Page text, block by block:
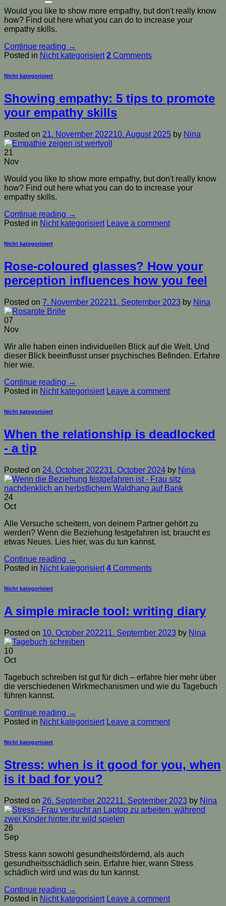
Would you like to show more empathy, but don't really know
how? Find out here what you can do to increase your
empathy skills.
Continue reading →
Posted in Nicht kategorisiert 2 Comments
Nicht kategorisiert
Showing empathy: 5 tips to promote
your empathy skills
Posted on 21. November 202210. August 2025 by Nina
21
Nov
Would you like to show more empathy, but don't really know
how? Find out here what you can do to increase your
empathy skills.
Continue reading →
Posted in Nicht kategorisiert Leave a comment
Nicht kategorisiert
Rose-coloured glasses? How your
perception influences how you feel
Posted on 7. November 202211. September 2023 by Nina
07
Nov
Wir alle haben einen individuellen Blick auf die Welt. Und
dieser Blick beeinflusst unser psychisches Befinden. Erfahre
hier wie.
Continue reading →
Posted in Nicht kategorisiert Leave a comment
Nicht kategorisiert
When the relationship is deadlocked
- a tip
Posted on 24. October 202231. October 2024 by Nina
24
Oct
Alle Versuche scheitern, von deinem Partner gehört zu
werden? Wenn die Beziehung festgefahren ist, braucht es
etwas Neues. Lies hier, was du tun kannst.
Continue reading →
Posted in Nicht kategorisiert 4 Comments
Nicht kategorisiert
A simple miracle tool: writing diary
Posted on 10. October 202211. September 2023 by Nina
10
Oct
Tagebuch schreiben ist gut für dich – erfahre hier mehr über
die verschiedenen Wirkmechanismen und wie du Tagebuch
führen kannst.
Continue reading →
Posted in Nicht kategorisiert Leave a comment
Nicht kategorisiert
Stress: when is it good for you, when
is it bad for you?
Posted on 26. September 202211. September 2023 by Nina
26
Sep
Stress kann sowohl gesundheitsfördernd, als auch
gesundheitsschädlich sein. Erfahre hier, wann Stress
schädlich wird und was du tun kannst.
Continue reading →
Posted in Nicht kategorisiert Leave a comment